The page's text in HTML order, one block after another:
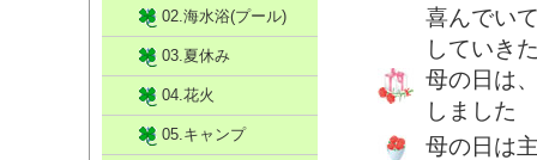
喜んでい
していき
母の日は
しました
母の日は
02.海水浴(プール)
03.夏休み
04.花火
05.キャンプ